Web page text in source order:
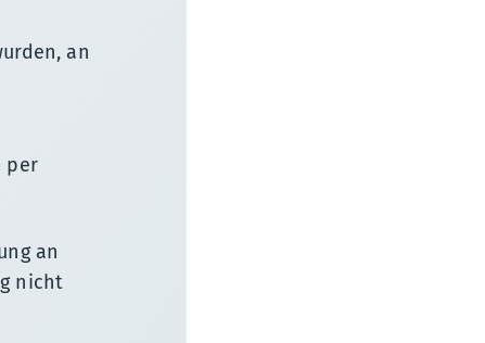
an
per
an
nicht